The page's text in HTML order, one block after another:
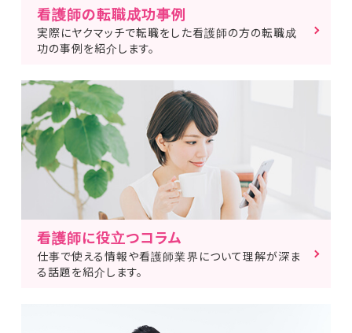
看護師の転職成功事例
実際にヤクマッチで転職をした看護師の方の転職成
功の事例を紹介します。
看護師に役立つコラム
仕事で使える情報や看護師業界について理解が深ま
る話題を紹介します。